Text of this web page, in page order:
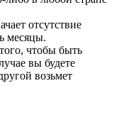
отсутствие
месяцы.
чтобы быть
вы будете
возьмет